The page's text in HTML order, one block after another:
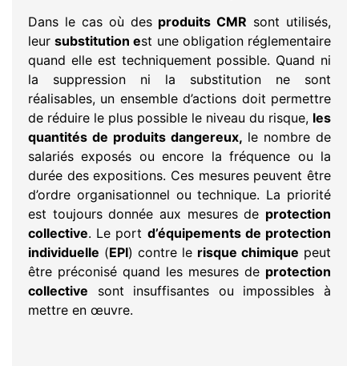
Dans le cas où des produits CMR sont utilisés,
leursubstitution est une obligation réglementaire
quand elle est techniquement possible. Quand ni
la suppression ni la substitution ne sont
réalisables, un ensemble d’actions doit permettre
de réduire le plus possible le niveau du risque, les
quantités de produits dangereux, le nombre de
salariés exposés ou encore la fréquence ou la
durée des expositions. Ces mesures peuvent être
d’ordre organisationnel ou technique. La priorité
est toujours donnée aux mesures de protection
collective. Le port d’équipements de protection
individuelle (EPI) contre le risque chimique peut
être préconisé quand les mesures de protection
collective sont insuffisantes ou impossibles à
mettre en œuvre.